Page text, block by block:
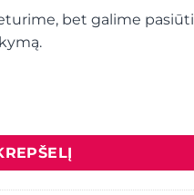
bet galime pasiūti
80